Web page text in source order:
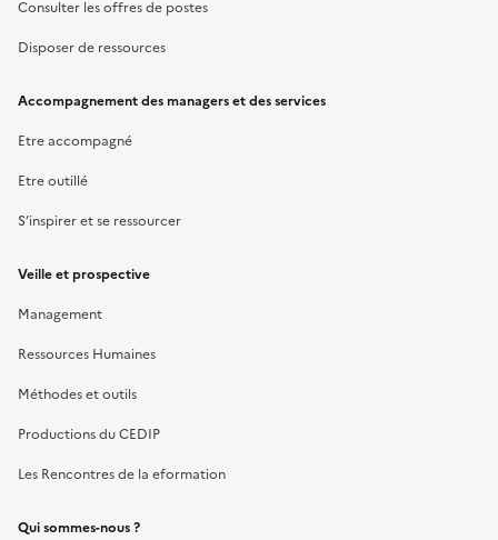
Consulter les offres de postes
Disposer de ressources
Accompagnement des managers et des services
Etre accompagné
Etre outillé
S’inspirer et se ressourcer
Veille et prospective
Management
Ressources Humaines
Méthodes et outils
Productions du CEDIP
Les Rencontres de la eformation
Qui sommes-nous ?